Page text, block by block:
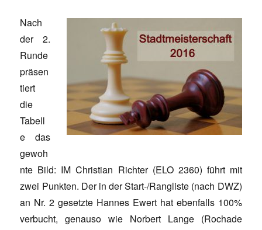
Nach
der 2.
Runde
präsen
tiert
die
Tabell
e das
gewoh
nte Bild: IM Christian Richter (ELO 2360) führt mit
zwei Punkten. Der in der Start-/Rangliste (nach DWZ)
an Nr. 2 gesetzte Hannes Ewert hat ebenfalls 100%
verbucht, genauso wie Norbert Lange (Rochade